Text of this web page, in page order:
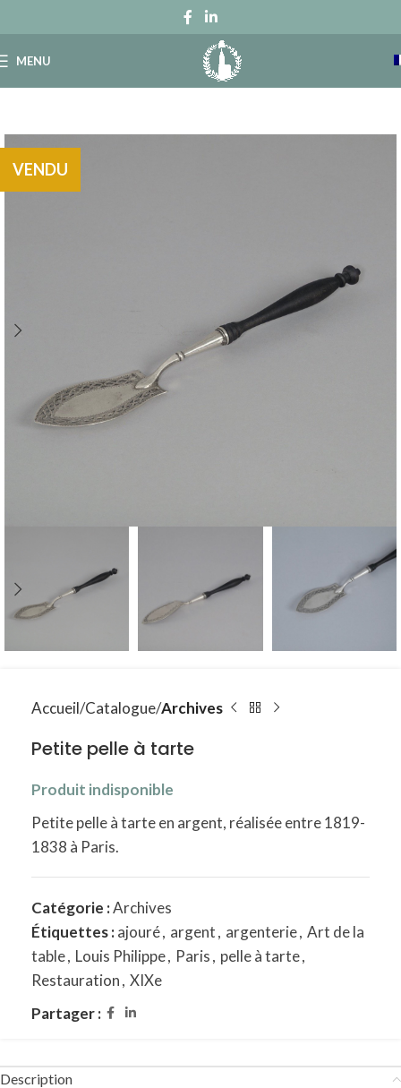
MENU
VENDU
Accueil Catalogue Archives
Petite pelle à tarte
Produit indisponible
Petite pelle à tarte en argent, réalisée entre 1819-
1838 à Paris.
Catégorie :Archives
Étiquettes :ajouré, argent, argenterie, Art de la
table, Louis Philippe, Paris, pelle à tarte,
Restauration, XIXe
Partager :
Description